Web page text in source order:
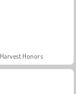
Harvest Honors